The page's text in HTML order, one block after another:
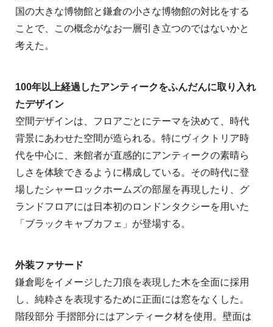
国の大きな博物館と鎌倉の小さな博物館の対比をする
ことで、この概念がなお一層引き立つのではないかと
考えた。
100年以上経過したアンティークをふんだんに取り入れ
たデザイン
空間デザインは、フロアごとにテーマを決めて、時代
背景にあわせた空間が造られる。特にヴィクトリア時
代を中心に、来館者が直感的にアンティークの素晴ら
しさを体験できるように構成している。その時代に登
場したシャーロックホームズの部屋を再現したり、グ
ランドフロアには日本初のロンドンタクシーを用いた
「ブラックキャブカフェ」が登場する。
外装ファサード
鎌倉彫をイメージした刀痕を表現した木を全面に採用
し、純粋さを表現するために正面には窓をなくした。
階段部分 手摺部分にはアンティーク材を使用。壁面は